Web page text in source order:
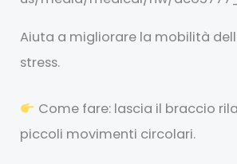
Aiuta a migliorare la mobilità
stress.
Come fare: lascia il braccio
piccoli movimenti circolari.